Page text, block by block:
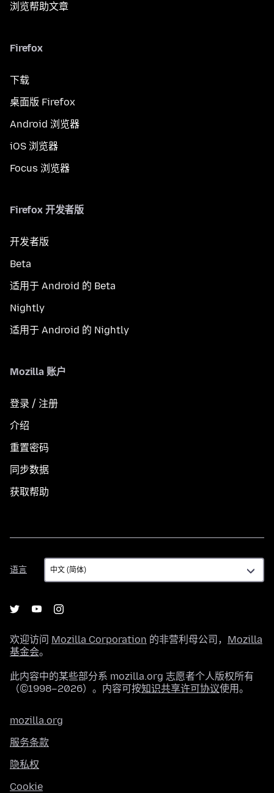
浏览帮助文章
Firefox
下载
桌面版 Firefox
Android 浏览器
iOS 浏览器
Focus 浏览器
Firefox 开发者版
开发者版
Beta
适用于 Android 的 Beta
Nightly
适用于 Android 的 Nightly
Mozilla 账户
登录 / 注册
介绍
重置密码
同步数据
获取帮助
语言
语
言
欢迎访问 Mozilla Corporation 的非营利母公司， Mozilla
基金会。
此内容中的某些部分系 mozilla.org 志愿者个人版权所有
（©1998–2026）。内容可按知识共享许可协议使用。
mozilla.org
服务条款
隐私权
Cookie